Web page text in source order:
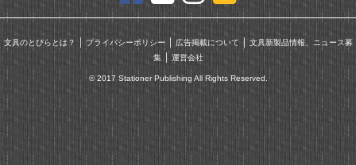
文具のとびらとは？ ｜ プライバシーポリシー｜ 広告掲載について ｜ 文具新製品情報、ニュース募
集｜ 運営会社
© 2017 Stationer Publishing All Rights Reserved.